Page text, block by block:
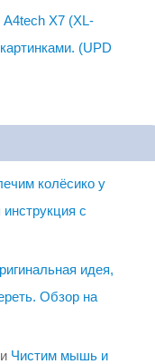
X7 (XL-
(UPD
колёсико у
с
идея,
Обзор на
Чистим мышь и